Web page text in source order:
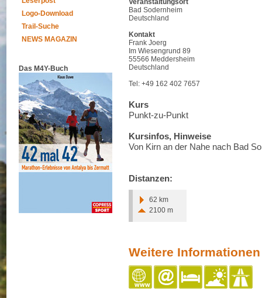
Logo-Download
Trail-Suche
NEWS MAGAZIN
Das M4Y-Buch
Veranstaltungsort
Bad Sodernheim
Deutschland
Kontakt
Frank Joerg
Im Wiesengrund 89
55566 Meddersheim
Deutschland
Tel: +49 162 402 7657
Kurs
Punkt-zu-Punkt
Kursinfos, Hinweise
Von Kirn an der Nahe nach Bad
Distanzen:
62 km
2100 m
Weitere Informationen